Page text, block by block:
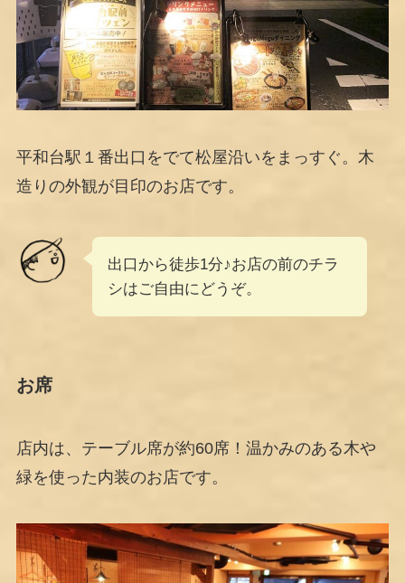
平和台駅１番出口をでて松屋沿いをまっすぐ。木
造りの外観が目印のお店です。
出口から徒歩1分♪お店の前のチラ
シはご自由にどうぞ。
お席
店内は、テーブル席が約60席！温かみのある木や
緑を使った内装のお店です。